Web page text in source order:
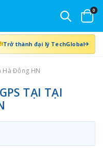
0
Trở thành đại lý TechGlobal
Hà Đông HN
TẠI TẠI